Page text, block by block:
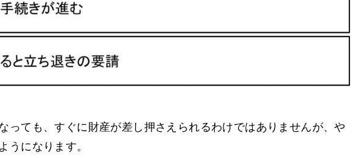
っても、すぐに財産が差し押さえられるわけではありませんが、や
うになります。